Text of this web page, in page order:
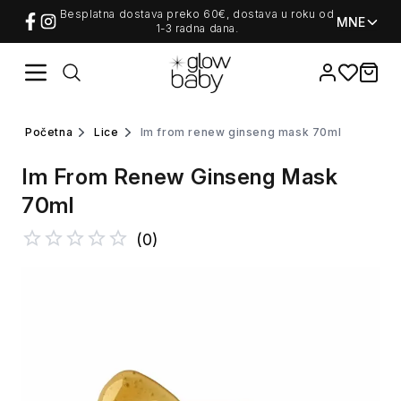
Besplatna dostava preko 60€, dostava u roku od
1-3 radna dana.
MNE
Favorites
items
početna lice im from renew ginseng mask 70ml
Im From Renew Ginseng Mask
70ml
(0)